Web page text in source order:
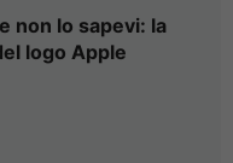
non lo sapevi: la
logo Apple